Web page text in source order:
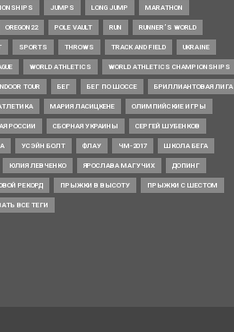
JUMPS LONG JUMP MARATHON
OREGON22 POLE VAULT RUN RUNNER’S WORLD
SPORTS THROWS TRACK AND FIELD UKRAINE
WORLD ATHLETICS WORLD ATHLETICS CHAMPIONSHIPS
TOUR БЕГ БЕГ ПО ШОССЕ БРИЛЛИАНТОВАЯ ЛИГА
МАРИЯ ЛАСИЦКЕНЕ ОЛИМПИЙСКИЕ ИГРЫ
РОССИИ СБОРНАЯ УКРАИНЫ СЕРГЕЙ ШУБЕНКОВ
УСЭЙН БОЛТ ФЛАУ ЧМ-2017 ШКОЛА БЕГА
ЮЛИЯ ЛЕВЧЕНКО ЯРОСЛАВА МАГУЧИХ ДОПИНГ
РЕКОРД ПРЫЖКИ В ВЫСОТУ ПРЫЖКИ С ШЕСТОМ
ВСЕ ТЕГИ